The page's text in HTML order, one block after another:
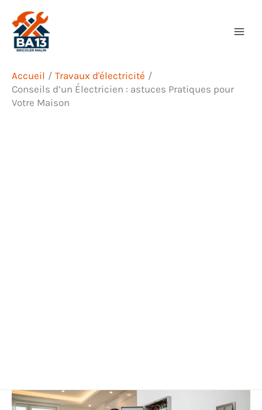
contenu
Accueil
Travaux d'électricité
Conseils d’un Électricien : astuces Pratiques pour
Votre Maison
Rechercher